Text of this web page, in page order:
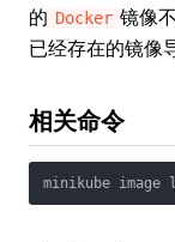
的 Docker 镜像
已经存在的镜像
相关命令
minikube image